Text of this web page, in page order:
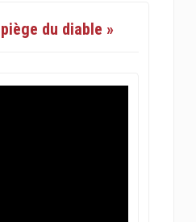
du diable »